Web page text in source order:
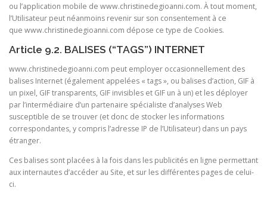
ou l’application mobile de www.christinedegioanni.com. À tout moment,
l’Utilisateur peut néanmoins revenir sur son consentement à ce
que www.christinedegioanni.com dépose ce type de Cookies.
Article 9.2. BALISES (“TAGS”) INTERNET
www.christinedegioanni.com peut employer occasionnellement des
balises Internet (également appelées « tags », ou balises d’action, GIF à
un pixel, GIF transparents, GIF invisibles et GIF un à un) et les déployer
par l’intermédiaire d’un partenaire spécialiste d’analyses Web
susceptible de se trouver (et donc de stocker les informations
correspondantes, y compris l’adresse IP de l’Utilisateur) dans un pays
étranger.
Ces balises sont placées à la fois dans les publicités en ligne permettant
aux internautes d’accéder au Site, et sur les différentes pages de celui-
ci.